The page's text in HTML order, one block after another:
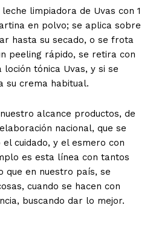
limpiadora de Uvas con 1
en polvo; se aplica sobre
hasta su secado, o se frota
peeling rápido, se retira con
loción tónica Uvas, y si se
su crema habitual.
alcance productos, de
nacional, que se
cuidado, y el esmero con
es esta línea con tantos
que en nuestro país, se
cuando se hacen con
buscando dar lo mejor.